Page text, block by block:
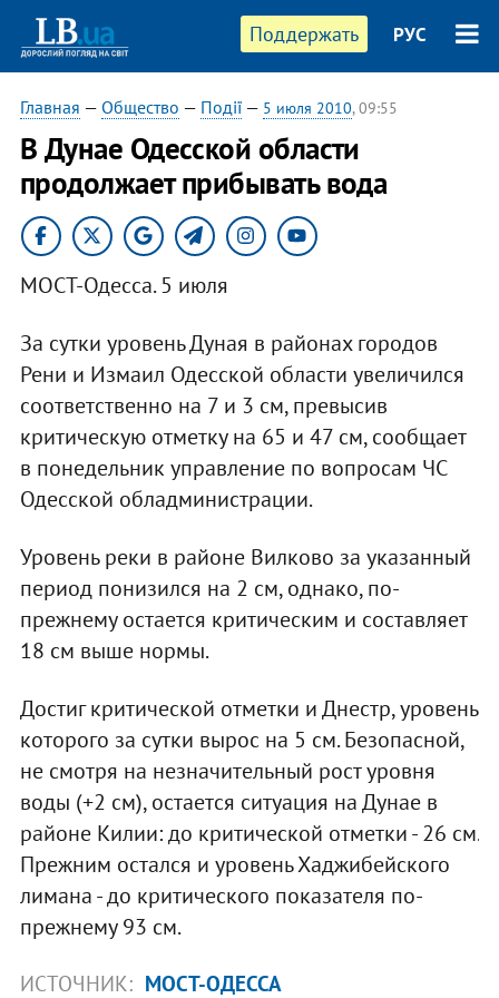
Поддержать РУС
Главная — Общество — Події— 5 июля 2010, 09:55
В Дунае Одесской области
продолжает прибывать вода
МОСТ-Одесса. 5 июля
За сутки уровень Дуная в районах городов
Рени и Измаил Одесской области увеличился
соответственно на 7 и 3 см, превысив
критическую отметку на 65 и 47 см, сообщает
в понедельник управление по вопросам ЧС
Одесской обладминистрации.
Уровень реки в районе Вилково за указанный
период понизился на 2 см, однако, по-
прежнему остается критическим и составляет
18 см выше нормы.
Достиг критической отметки и Днестр, уровень
которого за сутки вырос на 5 см. Безопасной,
не смотря на незначительный рост уровня
воды (+2 см), остается ситуация на Дунае в
районе Килии: до критической отметки - 26 см.
Прежним остался и уровень Хаджибейского
лимана - до критического показателя по-
прежнему 93 см.
ИСТОЧНИК: МОСТ-ОДЕССА